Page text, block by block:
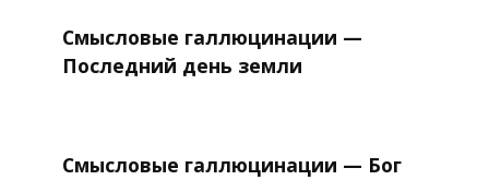
Смысловые галлюцинации —
Последний день земли
Смысловые галлюцинации — Бог